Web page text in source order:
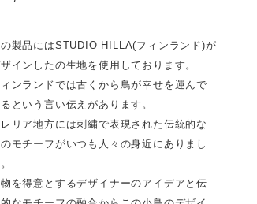
の製品にはSTUDIO HILLA(フィンランド)が
インしたの生地を使用しております。
ンランドでは古くから鳥が幸せを運んで
るという言い伝えがあります。
リア地方には刺繍で表現された伝統的な
モチーフがいつも人々の身近にありまし
を得意とするデザイナーのアイデアと伝